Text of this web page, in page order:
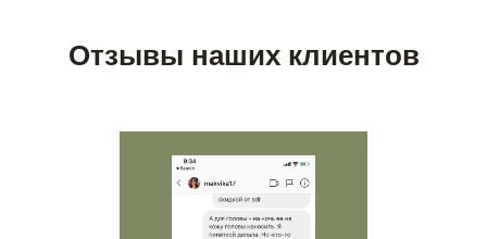
Отзывы наших клиентов